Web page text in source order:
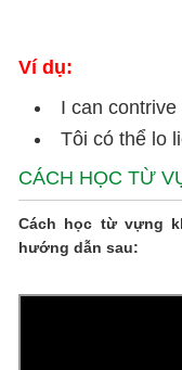
Ví dụ:
I can
Tôi có thể lo
CÁCH HỌC TỪ
Cách học từ vựng
hướng dẫn sau: